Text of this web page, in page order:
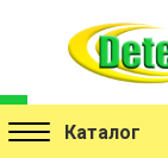
Каталог
р